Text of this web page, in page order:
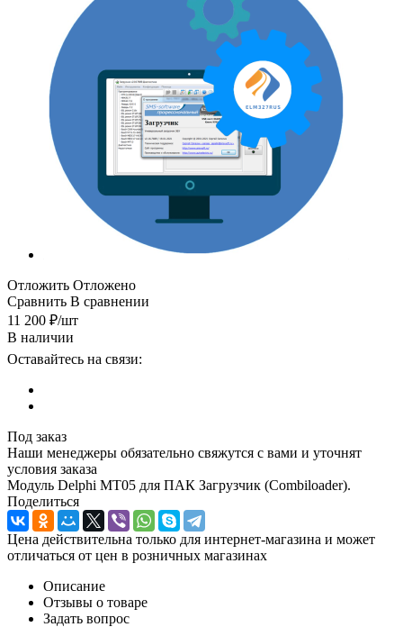
Отложить Отложено
Сравнить В сравнении
11 200 ₽/шт
В наличии
Оставайтесь на связи:
Под заказ
Наши менеджеры обязательно свяжутся с вами и уточнят
условия заказа
Модуль Delphi MT05 для ПАК Загрузчик (Combiloader).
Поделиться
Цена действительна только для интернет-магазина и может
отличаться от цен в розничных магазинах
Описание
Отзывы о товаре
Задать вопрос